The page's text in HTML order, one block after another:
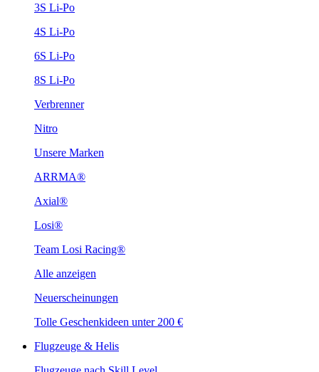
3S Li-Po
4S Li-Po
6S Li-Po
8S Li-Po
Verbrenner
Nitro
Unsere Marken
ARRMA®
Axial®
Losi®
Team Losi Racing®
Alle anzeigen
Neuerscheinungen
Tolle Geschenkideen unter 200 €
Flugzeuge & Helis